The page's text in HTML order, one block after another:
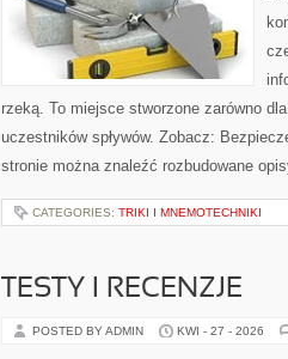
rzeką. To miejsce stworzone zarówno
uczestników spływów. Zobacz:
stronie można znaleźć rozbudowane
CATEGORIES: TRIKI I MNEMOTECHNIKI
TESTY I RECENZJE
POSTED BY ADMIN KWI - 27 - 2026